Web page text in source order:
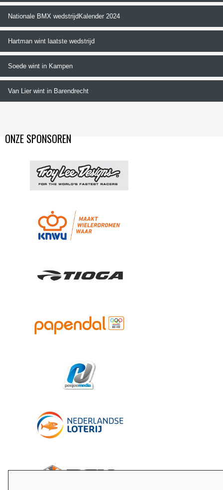
Nationale BMX wedstrijdKalender 2024
Hartman wint laatste wedstrijd
Soede wint in Kampen
Van Lier wint in Barendrecht
ONZE SPONSOREN